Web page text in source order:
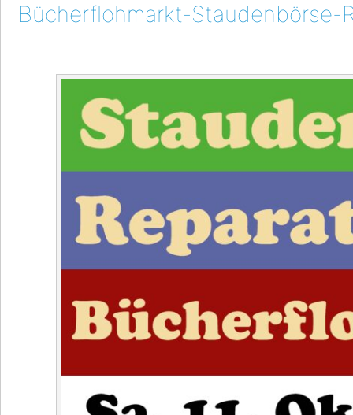
Bücherflohmarkt-Staudenbörse-